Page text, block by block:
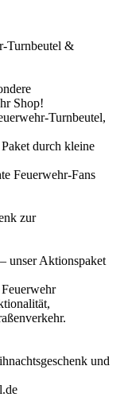
Turnbeutel &
Shop!
Turnbeutel,
durch kleine
Feuerwehr-Fans
zur
unser Aktionspaket
und